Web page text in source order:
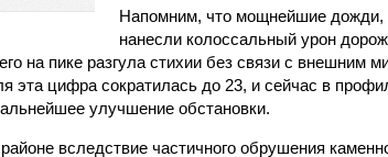
Напомним, что мощнейшие
нанесли колоссальный урон
на пике разгула стихии без связи с внешним
эта цифра сократилась до 23, и сейчас в
улучшение обстановки.
вследствие частичного обрушения